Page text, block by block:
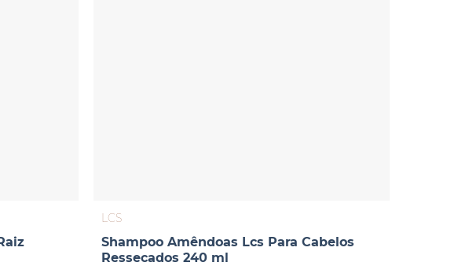
LCS
Shampoo Amêndoas Lcs Para Cabelos
Ressecados 240 ml